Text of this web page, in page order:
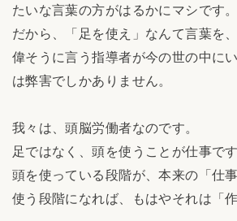
たいな言葉の方がはるかにマシです。
だから、「足を使え」なんて言葉を
偉そうに言う指導者が今の世の中に
は弊害でしかありません。
我々は、頭脳労働者なのです。
足ではなく、頭を使うことが仕事です
頭を使っている段階が、本来の「仕
使う段階になれば、もはやそれは「